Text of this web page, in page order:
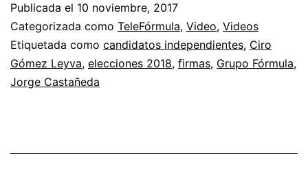
Publicada el 10 noviembre, 2017
Categorizada como TeleFórmula, Video, Videos
Etiquetada como candidatos independientes, Ciro
Gómez Leyva, elecciones 2018, firmas, Grupo Fórmula,
Jorge Castañeda